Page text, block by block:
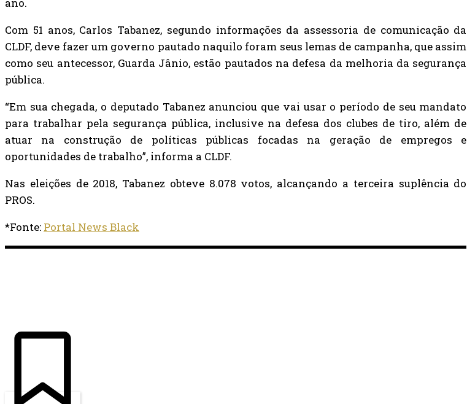
Com 51 anos, Carlos Tabanez, segundo informações da assessoria de comunicação da
CLDF, deve fazer um governo pautado naquilo foram seus lemas de campanha, que assim
como seu antecessor, Guarda Jânio, estão pautados na defesa da melhoria da segurança
pública.
“Em sua chegada, o deputado Tabanez anunciou que vai usar o período de seu mandato
para trabalhar pela segurança pública, inclusive na defesa dos clubes de tiro, além de
atuar na construção de políticas públicas focadas na geração de empregos e
oportunidades de trabalho”, informa a CLDF.
Nas eleições de 2018, Tabanez obteve 8.078 votos, alcançando a terceira suplência do
PROS.
*Fonte: Portal News Black